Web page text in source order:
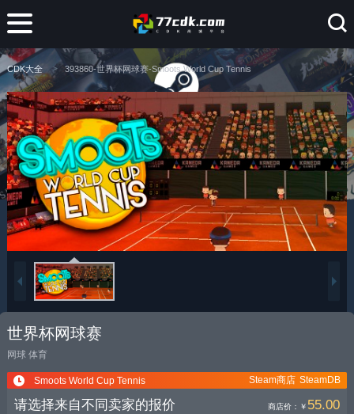
CDK大全 393860-世界杯网球赛-Smoots World Cup Tennis
世界杯网球赛
网球 体育
Smoots World Cup Tennis SteamDB
Steam商店
请选择来自不同卖家的报价 商店价： ￥ 55.00